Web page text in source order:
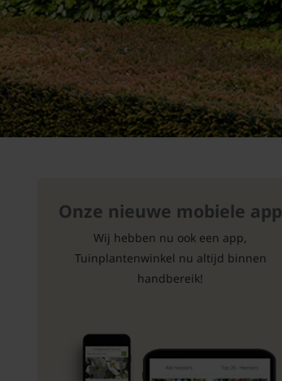
Onze nieuwe mobiele app
Wij hebben nu ook een app,
Tuinplantenwinkel nu altijd binnen
handbereik!